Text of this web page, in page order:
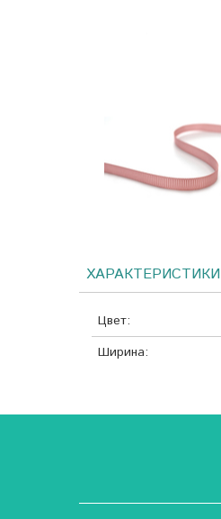
ХАРАКТЕРИСТИКИ
Цвет:
Ширина: